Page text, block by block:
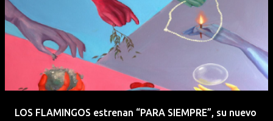
LOS FLAMINGOS estrenan “PARA SIEMPRE”, su nuevo